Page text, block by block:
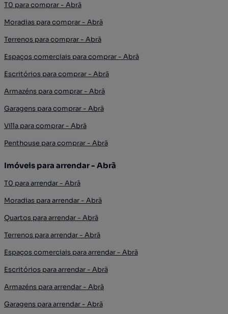
T0 para comprar - Abrã
Moradias para comprar - Abrã
Terrenos para comprar - Abrã
Espaços comerciais para comprar - Abrã
Escritórios para comprar - Abrã
Armazéns para comprar - Abrã
Garagens para comprar - Abrã
Villa para comprar - Abrã
Penthouse para comprar - Abrã
Imóveis para arrendar - Abrã
T0 para arrendar - Abrã
Moradias para arrendar - Abrã
Quartos para arrendar - Abrã
Terrenos para arrendar - Abrã
Espaços comerciais para arrendar - Abrã
Escritórios para arrendar - Abrã
Armazéns para arrendar - Abrã
Garagens para arrendar - Abrã